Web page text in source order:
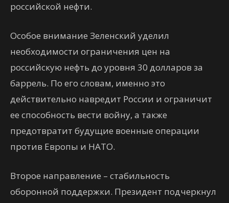
российской нефти.
Особое внимание Зеленский уделил
необходимости ограничения цен на
российскую нефть до уровня 30 долларов за
баррель. По его словам, именно это
действительно навредит России и ограничит
ее способность вести войну, а также
предотвратит будущие военные операции
против Европы и НАТО.
Второе направление – стабильность
оборонной поддержки. Президент подчеркнул